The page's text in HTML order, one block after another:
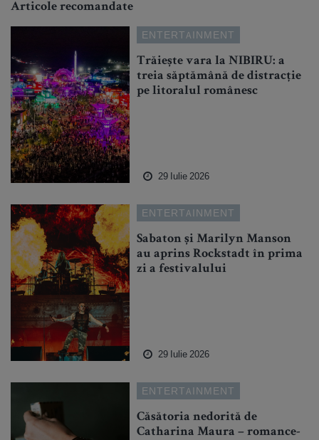
Articole recomandate
ENTERTAINMENT
Trăiește vara la NIBIRU: a
treia săptămână de distracție
pe litoralul românesc
29 Iulie 2026
ENTERTAINMENT
Sabaton și Marilyn Manson
au aprins Rockstadt în prima
zi a festivalului
29 Iulie 2026
ENTERTAINMENT
Căsătoria nedorită de
Catharina Maura – romance-